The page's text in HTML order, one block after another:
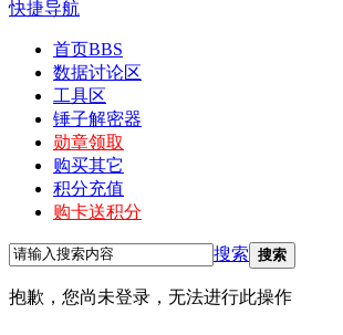
快捷导航
首页BBS
数据讨论区
工具区
锤子解密器
勋章领取
购买其它
积分充值
购卡送积分
搜索 搜索
抱歉，您尚未登录，无法进行此操作